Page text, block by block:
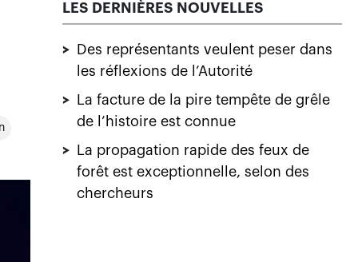
LES DERNIÈRES NOUVELLES
>
Des représentants veulent peser dans
les réflexions de l’Autorité
>
La facture de la pire tempête de grêle
de l’histoire est connue
>
La propagation rapide des feux de
forêt est exceptionnelle, selon des
chercheurs